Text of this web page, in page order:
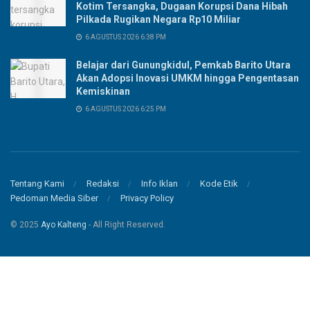
Kotim Tersangka, Dugaan Korupsi Dana Hibah
Pilkada Rugikan Negara Rp10 Miliar
6 AGUSTUS 2026 6:38 PM
Belajar dari Gunungkidul, Pemkab Barito Utara
Akan Adopsi Inovasi UMKM hingga Pengentasan
Kemiskinan
6 AGUSTUS 2026 6:25 PM
Tentang Kami Redaksi Info Iklan
Kode Etik
Pedoman Media Siber
Privacy Policy
© 2025 Ayo Kalteng - All Right Reserved.